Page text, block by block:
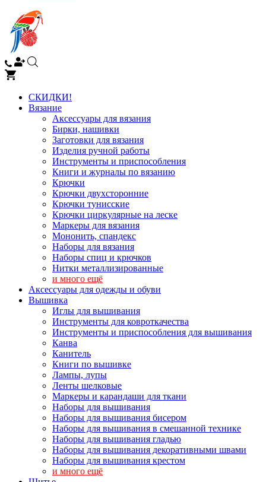
СКИДКИ!
Вязание
Аксессуары для вязания
Бирки, нашивки
Заготовки для вязания
Изделия ручной работы
Инструменты и приспособления
Книги и журналы по вязанию
Крючки
Крючки двухсторонние
Крючки тунисские
Крючки циркулярные на леске
Маркеры для вязания
Мононить, спандекс
Наборы для вязания
Наборы спиц и крючков
Нитки металлизированные
и много ещё
Аксессуары для одежды и обуви
Вышивка
Иглы для вышивания
Инструменты для ковроткачества
Инструменты и приспособления для вышивания
Канва
Канитель
Книги по вышивке
Лампы, лупы
Ленты шелковые
Маркеры и карандаши для ткани
Наборы для вышивания
Наборы для вышивания бисером
Наборы для вышивания в смешанной технике
Наборы для вышивания гладью
Наборы для вышивания декоративными швами
Наборы для вышивания крестом
и много ещё